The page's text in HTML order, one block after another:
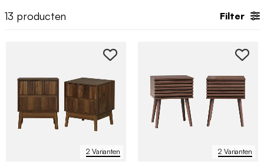
Bij sweeek bieden we
van hoge
13 producten Filter
2 Varianten 2 Varianten